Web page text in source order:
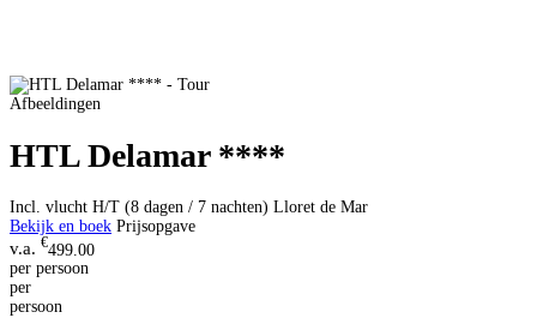
Afbeeldingen
HTL Delamar ****
Incl. vlucht H/T (8 dagen / 7 nachten) Lloret de Mar
Bekijk en boek Prijsopgave
€499.00
per persoon
per
persoon